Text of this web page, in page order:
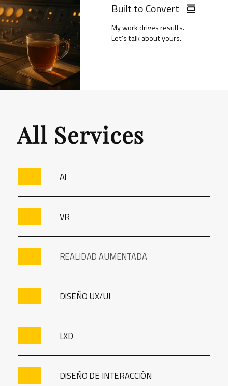
Built to Convert
My work drives results.
Let’s talk about yours.
All Services
AI
VR
REALIDAD AUMENTADA
DISEÑO UX/UI
LXD
DISEÑO DE INTERACCIÓN